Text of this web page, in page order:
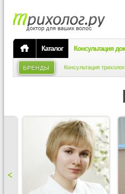
Каталог Консультация
БРЕНДЫ Консультация